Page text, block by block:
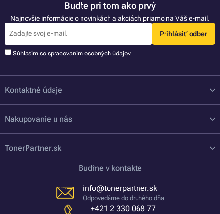
Buďte pri tom ako prvý
Najnovšie informácie o novinkách a akciách priamo na Váš e-mail.
Prihlásiť odber
Súhlasím so spracovaním osobných údajov
Kontaktné údaje
Nakupovanie u nás
TonerPartner.sk
Buďme v kontakte
info@tonerpartner.sk
Odpovedáme do druhého dňa
+421 2 330 068 77